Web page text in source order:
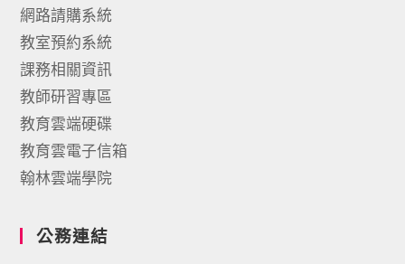
網路請購系統
教室預約系統
課務相關資訊
教師研習專區
教育雲端硬碟
教育雲電子信箱
翰林雲端學院
公務連結